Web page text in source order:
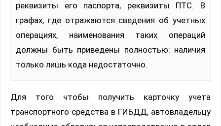
реквизиты его паспорта, реквизиты ПТС. В
графах, где отражаются сведения об учетных
операциях, наименования таких операций
должны быть приведены полностью: наличия
только лишь кода недостаточно.
Для того чтобы получить карточку учета
транспортного средства в ГИБДД, автовладельцу